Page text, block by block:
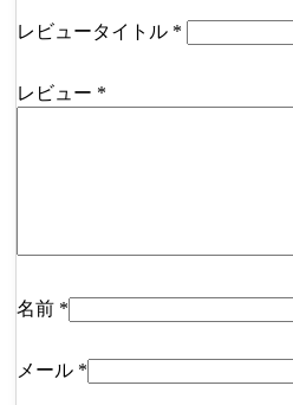
レビュータイトル *
レビュー *
名前 *
メール *